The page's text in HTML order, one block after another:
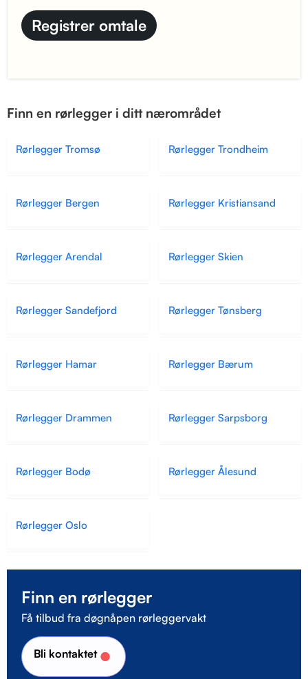
Finn en rørlegger i ditt nærområdet
Rørlegger Tromsø Rørlegger Trondheim
Rørlegger Bergen Rørlegger Kristiansand
Rørlegger Arendal Rørlegger Skien
Rørlegger Sandefjord Rørlegger Tønsberg
Rørlegger Hamar Rørlegger Bærum
Rørlegger Drammen Rørlegger Sarpsborg
Rørlegger Bodø Rørlegger Ålesund
Rørlegger Oslo
Finn en rørlegger
Få tilbud fra døgnåpen rørleggervakt
Bli kontaktet